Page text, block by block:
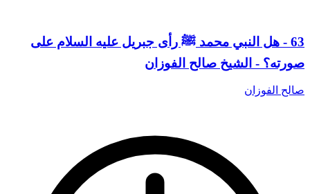
63 - هل النبي محمد ﷺ رأى جبريل عليه السلام على
صورته؟ - الشيخ صالح الفوزان
صالح الفوزان